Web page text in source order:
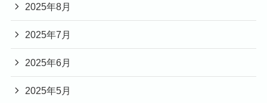
2025年8月
2025年7月
2025年6月
2025年5月